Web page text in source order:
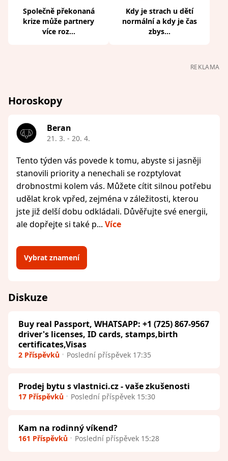
Společně překonaná
krize může partnery
více roz...
Kdy je strach u dětí
normální a kdy je čas
zbys...
REKLAMA
Horoskopy
Beran
21. 3. - 20. 4.
Tento týden vás povede k tomu, abyste si jasněji
stanovili priority a nenechali se rozptylovat
drobnostmi kolem vás. Můžete cítit silnou potřebu
udělat krok vpřed, zejména v záležitosti, kterou
jste již delší dobu odkládali. Důvěřujte své energii,
ale dopřejte si také p... Více
Vybrat znamení
Diskuze
Buy real Passport, WHATSAPP: +1 (725) 867-9567
driver's licenses, ID cards, stamps,birth
certificates,Visas
2 Příspěvků Poslední příspěvek 17:35
Prodej bytu s vlastnici.cz - vaše zkušenosti
17 Příspěvků Poslední příspěvek 15:30
Kam na rodinný víkend?
161 Příspěvků Poslední příspěvek 15:28